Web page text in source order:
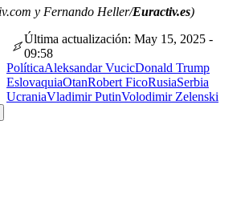
y Fernando Heller/Euractiv.es)
Última actualización: May 15, 2025 -
09:58
PolíticaAleksandar VucicDonald Trump
EslovaquiaOtanRobert FicoRusiaSerbia
UcraniaVladimir PutinVolodimir Zelenski